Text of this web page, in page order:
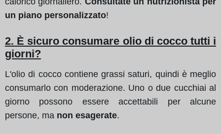
un piano personalizzato!
2. È sicuro consumare olio di cocco tutti i
giorni?
L'olio di cocco contiene grassi saturi, quindi è meglio
consumarlo con moderazione. Uno o due cucchiai al
giorno possono essere accettabili per alcune
persone, ma non esagerate.